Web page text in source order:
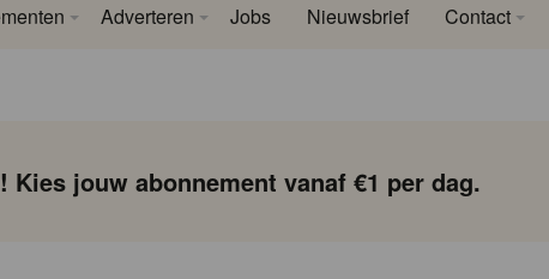
Adverteren Jobs Nieuwsbrief Contact
Kies jouw abonnement vanaf €1 per dag.